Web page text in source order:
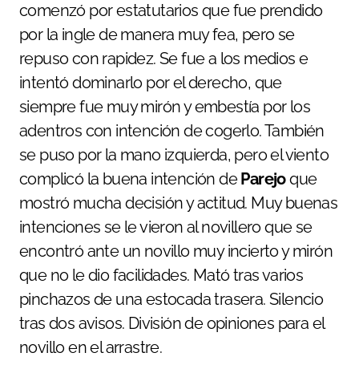
comenzó por estatutarios que fue prendido
por la ingle de manera muy fea, pero se
repuso con rapidez. Se fue a los medios e
intentó dominarlo por el derecho, que
siempre fue muy mirón y embestía por los
adentros con intención de cogerlo. También
se puso por la mano izquierda, pero el viento
complicó la buena intención deParejoque
mostró mucha decisión y actitud. Muy buenas
intenciones se le vieron al novillero que se
encontró ante un novillo muy incierto y mirón
que no le dio facilidades. Mató tras varios
pinchazos de una estocada trasera. Silencio
tras dos avisos. División de opiniones para el
novillo en el arrastre.